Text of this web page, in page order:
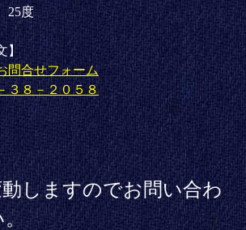
25度
】
問合せフォーム
３８－２０５８
しますのでお問い合わ
。